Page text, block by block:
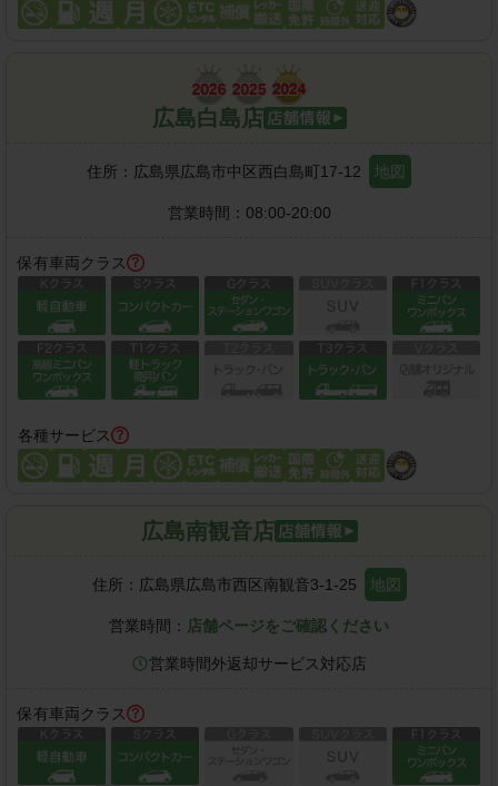
広島白島店
住所： 広島県広島市中区西白島町17-12 地図
営業時間： 08:00-20:00
保有車両クラス
各種サービス
広島南観音店
住所： 広島県広島市西区南観音3-1-25 地図
営業時間： 店舗ページをご確認ください
営業時間外返却サービス対応店
保有車両クラス